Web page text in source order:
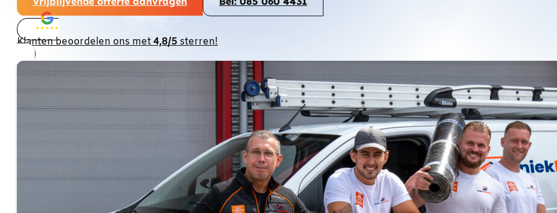
Klanten beoordelen ons met4,8/5 sterren!